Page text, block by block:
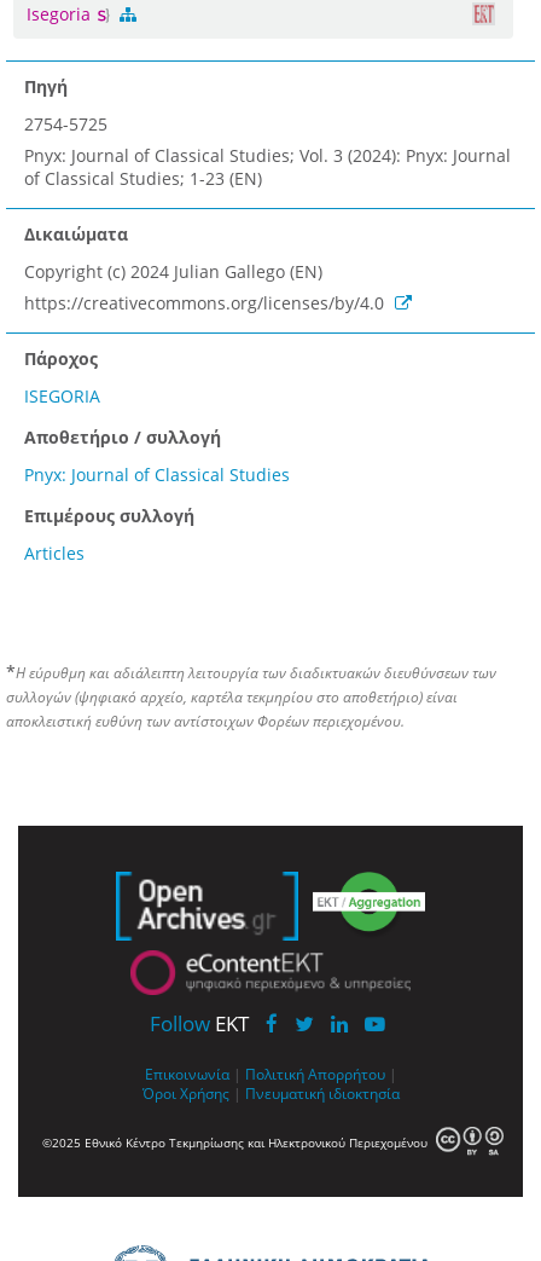
Isegoria
Πηγή
2754-5725
Pnyx: Journal of Classical Studies; Vol. 3 (2024): Pnyx: Journal
of Classical Studies; 1-23 (EN)
Δικαιώματα
Copyright (c) 2024 Julian Gallego (EN)
https://creativecommons.org/licenses/by/4.0
Πάροχος
ISEGORIA
Αποθετήριο / συλλογή
Pnyx: Journal of Classical Studies
Επιμέρους συλλογή
Articles
*Η εύρυθμη και αδιάλειπτη λειτουργία των διαδικτυακών διευθύνσεων των
συλλογών (ψηφιακό αρχείο, καρτέλα τεκμηρίου στο αποθετήριο) είναι
αποκλειστική ευθύνη των αντίστοιχων Φορέων περιεχομένου.
Follow EKT
Επικοινωνία | Πολιτική Απορρήτου |
Όροι Χρήσης | Πνευματική ιδιοκτησία
©2025 Εθνικό Κέντρο Τεκμηρίωσης και Ηλεκτρονικού Περιεχομένου